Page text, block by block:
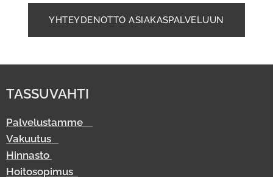
YHTEYDENOTTO ASIAKASPALVELUUN
TASSUVAHTI
Palvelustamme
Vakuutus
Hinnasto
Hoitosopimus